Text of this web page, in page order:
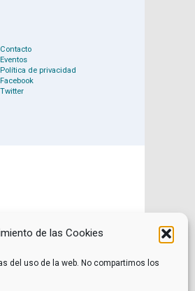
de las Cookies
del uso de la web. No compartimos los
Contacto
Eventos
Política de privacidad
Facebook
Twitter